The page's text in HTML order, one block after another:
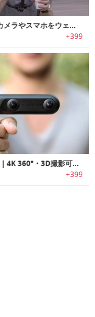
SELDI｜カメラやスマホをウェアラブルにする7-in-1ビデオリグ「セルディ」
+399
QooCam｜4K 360°・3D撮影可能なステイックタイプカメラ「クーカム」
+399